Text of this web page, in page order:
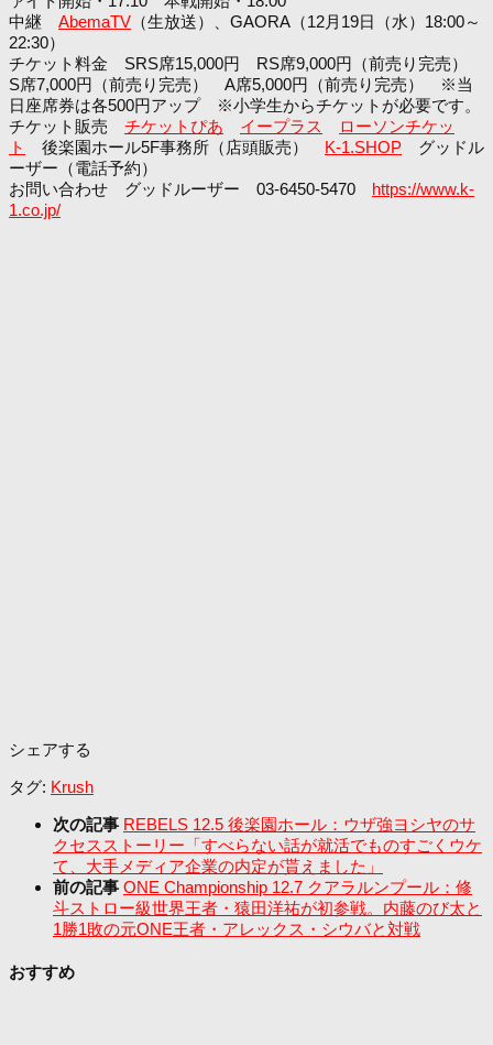
中継 AbemaTV （生放送）、GAORA（12月19日（水）18:00～
22:30）
チケット料金 SRS席15,000円 RS席9,000円（前売り完売）
S席7,000円（前売り完売） A席5,000円（前売り完売） ※当
日座席券は各500円アップ ※小学生からチケットが必要です。
チケット販売 チケットぴあ イープラス
ローソンチケッ
ト
後楽園ホール5F事務所（店頭販売） K-1.SHOP グッドル
ーザー（電話予約）
お問い合わせ グッドルーザー 03-6450-5470 https://www.k-
1.co.jp/
シェアする
タグ: Krush
次の記事 REBELS 12.5 後楽園ホール：ウザ強ヨシヤのサ
クセスストーリー「すべらない話が就活でものすごくウケ
て、大手メディア企業の内定が貰えました」
前の記事 ONE Championship 12.7 クアラルンプール：修
斗ストロー級世界王者・猿田洋祐が初参戦。内藤のび太と
1勝1敗の元ONE王者・アレックス・シウバと対戦
おすすめ